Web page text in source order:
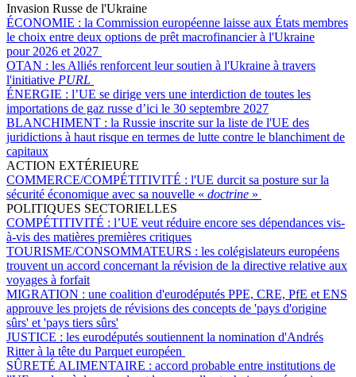
Invasion Russe de l'Ukraine
ÉCONOMIE : la Commission européenne laisse aux États membres
le choix entre deux options de prêt macrofinancier à l'Ukraine
pour 2026 et 2027
OTAN : les Alliés renforcent leur soutien à l'Ukraine à travers
l'initiative PURL
ÉNERGIE : l’UE se dirige vers une interdiction de toutes les
importations de gaz russe d’ici le 30 septembre 2027
BLANCHIMENT : la Russie inscrite sur la liste de l'UE des
juridictions à haut risque en termes de lutte contre le blanchiment de
capitaux
ACTION EXTÉRIEURE
COMMERCE/COMPÉTITIVITÉ : l'UE durcit sa posture sur la
sécurité économique avec sa nouvelle « doctrine »
POLITIQUES SECTORIELLES
COMPÉTITIVITÉ : l’UE veut réduire encore ses dépendances vis-
à-vis des matières premières critiques
TOURISME/CONSOMMATEURS : les colégislateurs européens
trouvent un accord concernant la révision de la directive relative aux
voyages à forfait
MIGRATION : une coalition d'eurodéputés PPE, CRE, PfE et ENS
approuve les projets de révisions des concepts de 'pays d'origine
sûrs' et 'pays tiers sûrs'
JUSTICE : les eurodéputés soutiennent la nomination d'Andrés
Ritter à la tête du Parquet européen
SÛRETÉ ALIMENTAIRE : accord probable entre institutions de